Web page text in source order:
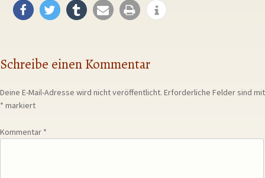
Schreibe einen Kommentar
Deine E-Mail-Adresse wird nicht veröffentlicht. Erforderliche Felder sind mit
* markiert
Kommentar *